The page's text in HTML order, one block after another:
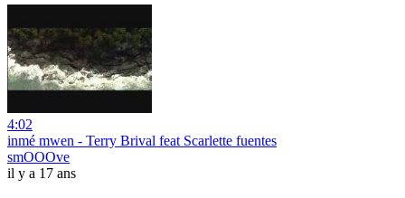
4:02
inmé mwen - Terry Brival feat Scarlette fuentes
smOOOve
il y a 17 ans